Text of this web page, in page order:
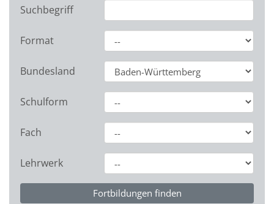
Suchbegriff
Format
Bundesland
Schulform
Fach
Lehrwerk